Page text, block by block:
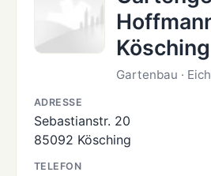
Kösching
Gartenbau ·
ADRESSE
Sebastianstr. 20
85092 Kösching
TELEFON